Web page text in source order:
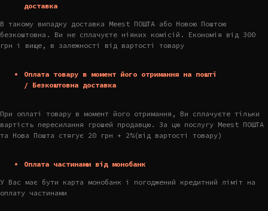
доставка
В такому випадку доставка Meest ПОШТА або Новою Поштою
безкоштовна. Ви не сплачуєте ніяких комісій. Економія від 300
грн і вище, в залежності від вартості товару
Оплата товару в момент його отримання на пошті
/ Безкоштовна доставка
При оплаті товару в момент його отримання, Ви сплачуєте тільки
вартість пересилання грошей продавцю. За цю послугу Meest ПОШТА
та Нова Пошта стягує 20 грн + 2%(від вартості товару)
Оплата частинами від монобанк
У Вас має бути карта монобанк і погоджений кредитний ліміт на
оплату частинами